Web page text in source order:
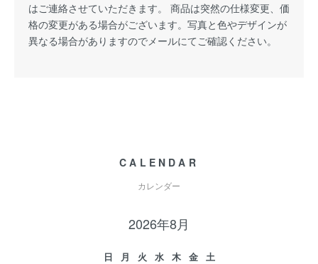
はご連絡させていただきます。 商品は突然の仕様変更、価
格の変更がある場合がございます。写真と色やデザインが
異なる場合がありますのでメールにてご確認ください。
CALENDAR
カレンダー
2026年8月
日 月 火 水 木 金
土